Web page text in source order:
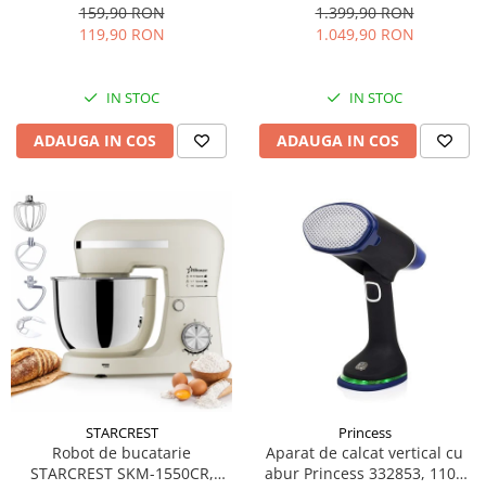
antiadezive: sandwich, waffle
si grill, Dark Inox
159,90 RON
119,90 RON
IN STOC
ADAUGA IN COS
Panou de control tactil, 8
Programe, Carte retete,
1.399,90 RON
1.049,90 RON
IN STOC
ADAUGA IN COS
STARCREST
Robot de bucatarie
STARCREST SKM-1550CR,
Princess
Aparat de calcat vertical cu
abur Princess 332853, 1100